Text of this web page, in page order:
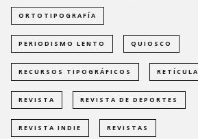
ORTOTIPOGRAFÍA
PERIODISMO LENTO QUIOSCO
RECURSOS TIPOGRÁFICOS RETÍCULA
REVISTA REVISTA DE DEPORTES
REVISTA INDIE REVISTAS